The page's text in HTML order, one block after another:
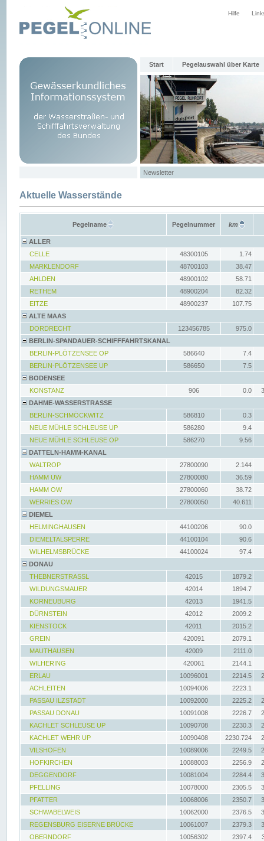
Hilfe
Start Pegelauswahl über Karte
Newsletter
Aktuelle Wasserstände
Pegelname Pegelnummer km
ALLER
CELLE
48300105
1.74
MARKLENDORF
48700103
38.47
AHLDEN
48900102
58.71
RETHEM
48900204
82.32
EITZE
48900237
107.75
ALTE MAAS
DORDRECHT
123456785
975.0
BERLIN-SPANDAUER-SCHIFFFAHRTSKANAL
BERLIN-PLÖTZENSEE OP
586640
7.4
BERLIN-PLÖTZENSEE UP
586650
7.5
BODENSEE
KONSTANZ
906 0.0
DAHME-WASSERSTRASSE
BERLIN-SCHMÖCKWITZ
586810
0.3
NEUE MÜHLE SCHLEUSE UP
586280
9.4
NEUE MÜHLE SCHLEUSE OP
586270
9.56
DATTELN-HAMM-KANAL
WALTROP
27800090
2.144
HAMM UW
27800080
36.59
HAMM OW
27800060
38.72
WERRIES OW
27800050
40.611
DIEMEL
HELMINGHAUSEN
44100206
90.0
DIEMELTALSPERRE
44100104
90.6
WILHELMSBRÜCKE
44100024
97.4
DONAU
THEBNERSTRASSL
42015
1879.2
WILDUNGSMAUER
42014
1894.7
KORNEUBURG
42013
1941.5
DÜRNSTEIN
42012
2009.2
KIENSTOCK
42011
2015.2
GREIN
420091
2079.1
MAUTHAUSEN
42009
2111.0
WILHERING
420061
2144.1
ERLAU
10096001 2214.5
ACHLEITEN
10094006
2223.1
PASSAU ILZSTADT
10092000 2225.2
PASSAU DONAU
10091008 2226.7
KACHLET SCHLEUSE UP
10090708 2230.3
KACHLET WEHR UP
10090408 2230.724
VILSHOFEN
10089006 2249.5
HOFKIRCHEN
10088003 2256.9
DEGGENDORF
10081004 2284.4
PFELLING
10078000 2305.5
PFATTER
10068006 2350.7
SCHWABELWEIS
10062000 2376.5
REGENSBURG EISERNE BRÜCKE
10061007 2379.3
OBERNDORF
10056302 2397.4